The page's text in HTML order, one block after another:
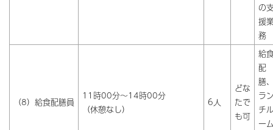
の
援
務
（8）給食配膳員
11時00分～14時00分
（休憩なし）
6人
どな
たで
も可
給
配
膳
ラ
チ
ー